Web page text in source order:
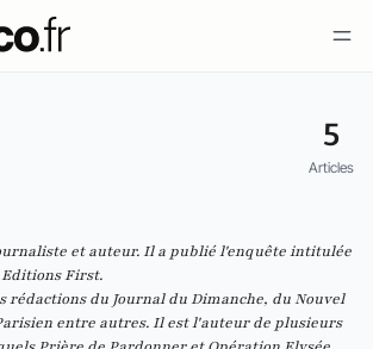
5
Articles
et auteur. Il a publié l'enquête intitulée
First.
rédactions du Journal du Dimanche, du Nouvel
entre autres. Il est l'auteur de plusieurs